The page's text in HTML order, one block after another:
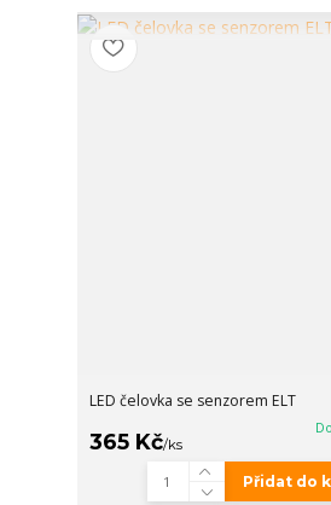
LED čelovka se senzorem ELT
365 Kč/ks
Přidat do